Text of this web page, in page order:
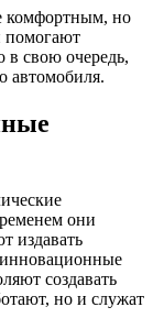
комфортным, но
помогают
в свою очередь,
автомобиля.
они
издавать
инновационные
создавать
но и служат